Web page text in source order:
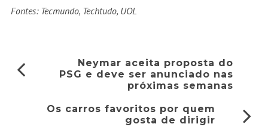
Fontes: Tecmundo, Techtudo, UOL
Neymar aceita proposta do
PSG e deve ser anunciado nas
próximas semanas
Os carros favoritos por quem
gosta de dirigir